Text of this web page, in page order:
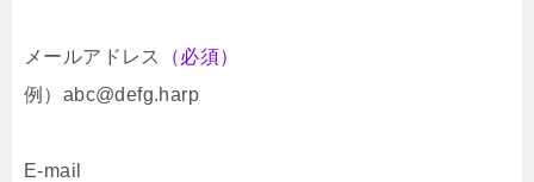
メールアドレス
（必須）
例）abc@defg.harp
E-mail